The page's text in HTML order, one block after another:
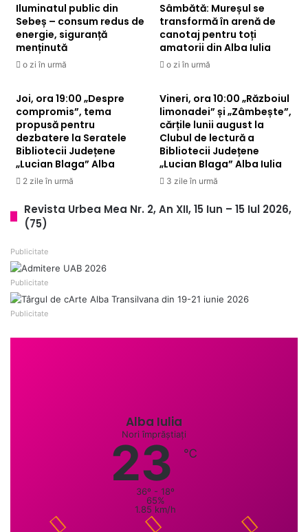
Iluminatul public din
Sebeș – consum redus de
energie, siguranță
menținută
o zi în urmă
Sâmbătă: Mureșul se
transformă în arenă de
canotaj pentru toți
amatorii din Alba Iulia
o zi în urmă
Joi, ora 19:00 „Despre
compromis”, tema
propusă pentru
dezbatere la Seratele
Bibliotecii Județene
„Lucian Blaga” Alba
2 zile în urmă
Vineri, ora 10:00 „Războiul
limonadei” și „Zâmbește”,
cărțile lunii august la
Clubul de lectură a
Bibliotecii Județene
„Lucian Blaga” Alba Iulia
3 zile în urmă
Revista Urbea Mea Nr. 2, An XII, 15 Iun – 15 Iul 2026,
(75)
Publicitate
Publicitate
Publicitate
Alba Iulia
Nori împrăștiați
23 ℃
36º - 18º
65%
1.85 km/h